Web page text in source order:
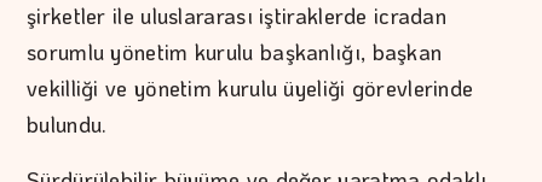
şirketler ile uluslararası iştiraklerde icradan
sorumlu yönetim kurulu başkanlığı, başkan
vekilliği ve yönetim kurulu üyeliği görevlerinde
bulundu.